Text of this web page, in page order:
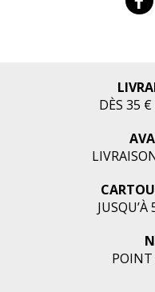
DÈS 35
POINT